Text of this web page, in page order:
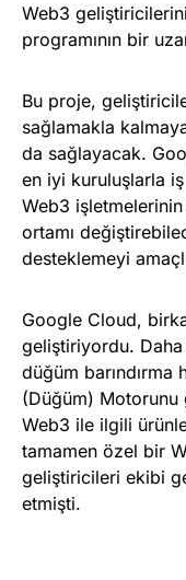
Web3
programının bir
Bu proje,
sağlamakla
da sağlayacak.
en iyi kuruluşlarla
Web3
ortamı
desteklemeyi
Google Cloud,
geliştiriyordu.
düğüm
(Düğüm) Motorunu
Web3 ile ilgili
tamamen özel bir
geliştiricileri ekibi
etmişti.